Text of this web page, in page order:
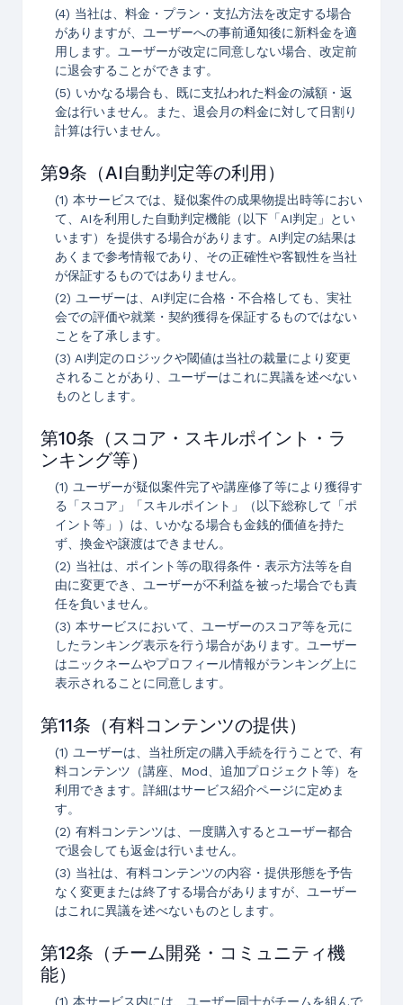
(4) 当社は、料金・プラン・支払方法を改定する場合
がありますが、ユーザーへの事前通知後に新料金を適
用します。ユーザーが改定に同意しない場合、改定前
に退会することができます。
(5) いかなる場合も、既に支払われた料金の減額・返
金は行いません。また、退会月の料金に対して日割り
計算は行いません。
第9条（AI自動判定等の利用）
(1) 本サービスでは、疑似案件の成果物提出時等におい
て、AIを利用した自動判定機能（以下「AI判定」とい
います）を提供する場合があります。AI判定の結果は
あくまで参考情報であり、その正確性や客観性を当社
が保証するものではありません。
(2) ユーザーは、AI判定に合格・不合格しても、実社
会での評価や就業・契約獲得を保証するものではない
ことを了承します。
(3) AI判定のロジックや閾値は当社の裁量により変更
されることがあり、ユーザーはこれに異議を述べない
ものとします。
第10条（スコア・スキルポイント・ラ
ンキング等）
(1) ユーザーが疑似案件完了や講座修了等により獲得す
る「スコア」「スキルポイント」（以下総称して「ポ
イント等」）は、いかなる場合も金銭的価値を持た
ず、換金や譲渡はできません。
(2) 当社は、ポイント等の取得条件・表示方法等を自
由に変更でき、ユーザーが不利益を被った場合でも責
任を負いません。
(3) 本サービスにおいて、ユーザーのスコア等を元に
したランキング表示を行う場合があります。ユーザー
はニックネームやプロフィール情報がランキング上に
表示されることに同意します。
第11条（有料コンテンツの提供）
(1) ユーザーは、当社所定の購入手続を行うことで、有
料コンテンツ（講座、Mod、追加プロジェクト等）を
利用できます。詳細はサービス紹介ページに定めま
す。
(2) 有料コンテンツは、一度購入するとユーザー都合
で退会しても返金は行いません。
(3) 当社は、有料コンテンツの内容・提供形態を予告
なく変更または終了する場合がありますが、ユーザー
はこれに異議を述べないものとします。
第12条（チーム開発・コミュニティ機
能）
(1) 本サービス内には、ユーザー同士がチームを組んで